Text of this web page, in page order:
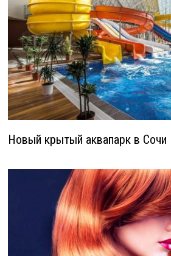
Новый крытый аквапарк в Сочи